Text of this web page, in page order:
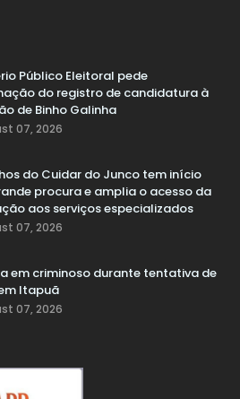
Público Eleitoral pede
do registro de candidatura à
de Binho Galinha
07, 2026
do Cuidar do Junco tem início
procura e amplia o acesso da
aos serviços especializados
07, 2026
em criminoso durante tentativa de
Itapuã
07, 2026